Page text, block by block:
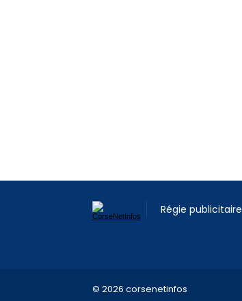
Régie publicitaire
© 2026 corsenetinfos